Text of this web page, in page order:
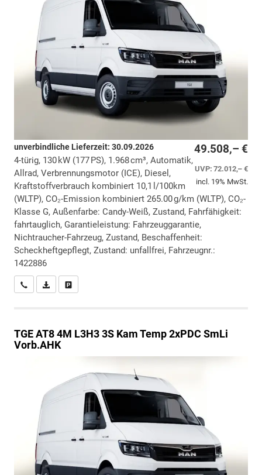
49.508,– €
UVP:72.012,– €
incl. 19% MwSt.
unverbindliche Lieferzeit: 30.09.2026
4-türig, 130 kW (177 PS), 1.968 cm³, Automatik,
Allrad, Verbrennungsmotor (ICE), Diesel,
Kraftstoffverbrauch kombiniert 10,1 l/100km
(WLTP), CO₂-Emission kombiniert 265.00 g/km (WLTP), CO₂-
Klasse G, Außenfarbe: Candy-Weiß, Zustand, Fahrfähigkeit:
fahrtauglich, Garantieleistung: Fahrzeuggarantie,
Nichtraucher-Fahrzeug, Zustand, Beschaffenheit:
Scheckheftgepflegt, Zustand: unfallfrei, Fahrzeugnr.:
1422886
Wir rufen Sie anPDF-Datei, Fahrzeugexposé drucken
TGEAT8 4M L3H3 3S Kam Temp 2xPDC SmLi
Vorb.AHK